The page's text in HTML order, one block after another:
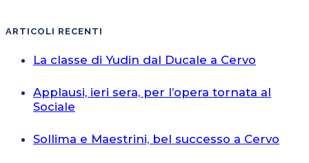
ARTICOLI RECENTI
La classe di Yudin dal Ducale a Cervo
Applausi, ieri sera, per l’opera tornata al
Sociale
Sollima e Maestrini, bel successo a Cervo